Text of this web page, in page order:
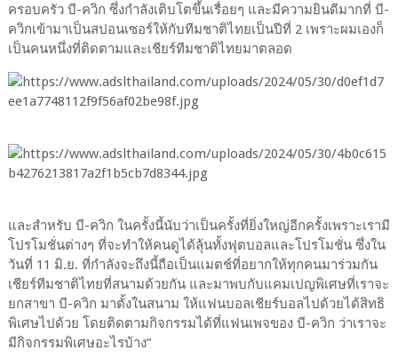
ครอบครัว บี-ควิก ซึ่งกำลังเติบโตขึ้นเรื่อยๆ และมีความยินดีมากที่ บี-
ควิกเข้ามาเป็นสปอนเซอร์ให้กับทีมชาติไทยเป็นปีที่ 2 เพราะผมเองก็
เป็นคนหนึ่งที่ติดตามและเชียร์ทีมชาติไทยมาตลอด
และสำหรับ บี-ควิก ในครั้งนี้นับว่าเป็นครั้งที่ยิ่งใหญ่อีกครั้งเพราะเรามี
โปรโมชั่นต่างๆ ที่จะทำให้คนดูได้ลุ้นทั้งฟุตบอลและโปรโมชั่น ซึ่งใน
วันที่ 11 มิ.ย. ที่กำลังจะถึงนี้ถือเป็นแมตช์ที่อยากให้ทุกคนมาร่วมกัน
เชียร์ทีมชาติไทยที่สนามด้วยกัน และมาพบกับแคมเปญพิเศษที่เราจะ
ยกสาขา บี-ควิก มาตั้งในสนาม ให้แฟนบอลเชียร์บอลไปด้วยได้สิทธิ
พิเศษไปด้วย โดยติดตามกิจกรรมได้ที่แฟนเพจของ บี-ควิก ว่าเราจะ
มีกิจกรรมพิเศษอะไรบ้าง”